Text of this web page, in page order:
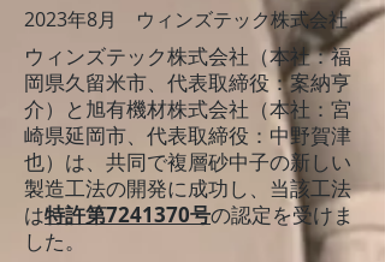
2023年8月 ウィンズテック株式会社
ウィンズテック株式会社（本社：福
岡県久留米市、代表取締役：案納亨
介）と旭有機材株式会社（本社：宮
崎県延岡市、代表取締役：中野賀津
也）は、共同で複層砂中子の新しい
製造工法の開発に成功し、当該工法
は特許第7241370号の認定を受けま
した。